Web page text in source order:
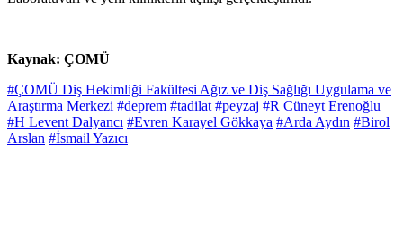
Kaynak: ÇOMÜ
#ÇOMÜ Diş Hekimliği Fakültesi Ağız ve Diş Sağlığı Uygulama ve
Araştırma Merkezi #deprem #tadilat #peyzaj #R Cüneyt Erenoğlu
#H Levent Dalyancı #Evren Karayel Gökkaya #Arda Aydın #Birol
Arslan #İsmail Yazıcı